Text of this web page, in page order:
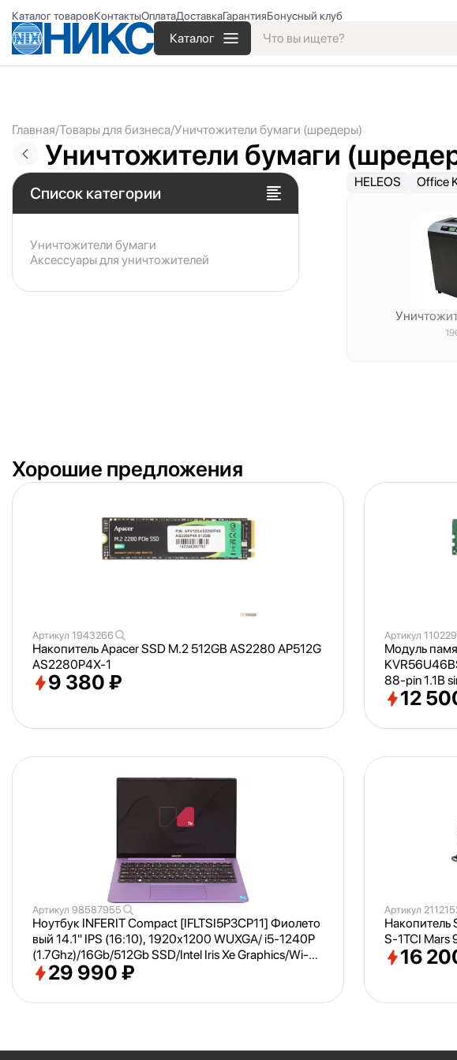
Каталог товаровКонтактыОплатаДоставкаГарантияБонусный клуб
Каталог
Главная Товары для бизнеса Уничтожители бумаги (шредеры)
Уничтожители бумаги
Список категории
Уничтожители бумаги
Аксессуары для уничтожителей
HELEOS Office
Хорошие предложения
Артикул 1943266
Накопитель Apacer SSD M.2 512GB AS2280 AP512G
AS2280P4X-1
9 380 ₽
Артикул
Модуль
88-pin 1.1В
12
Артикул 98587955
Ноутбук INFERIT Compact [IFLTSI5P3CP11] Фиолето
вый 14.1" IPS (16:10), 1920х1200 WUXGA/ i5-1240P
(1.7Ghz)/16Gb/512Gb SSD/Intel Iris Xe Graphics/Wi-Fi/
Bluetooth/Win 11Pro Trial
29 990 ₽
Артикул
Накопитель
S-1TCI
16